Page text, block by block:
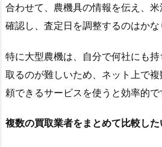
合わせて、農機具の情報を伝え、
確認し、査定日を調整するのはかな
特に大型農機は、自分で何社にも
取るのが難しいため、ネット上で
頼できるサービスを使うと効率的で
複数の買取業者をまとめて比較し